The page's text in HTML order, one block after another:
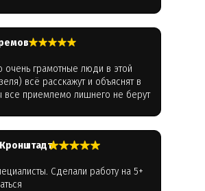
очень грамотные люди в этой
всё расскажут и объяснят в
приемлемо лишнего не берут
Сделали работу на 5+